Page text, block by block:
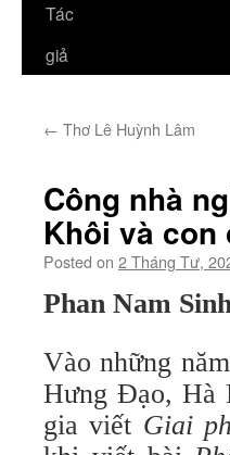
Tác
giả
← Thơ Lê Huỳnh Lâm
Công nhà
Khôi và con
Posted on 2 Tháng Tư,
Phan Nam
Vào những
Hưng Đạo, Hà
gia viết Giai